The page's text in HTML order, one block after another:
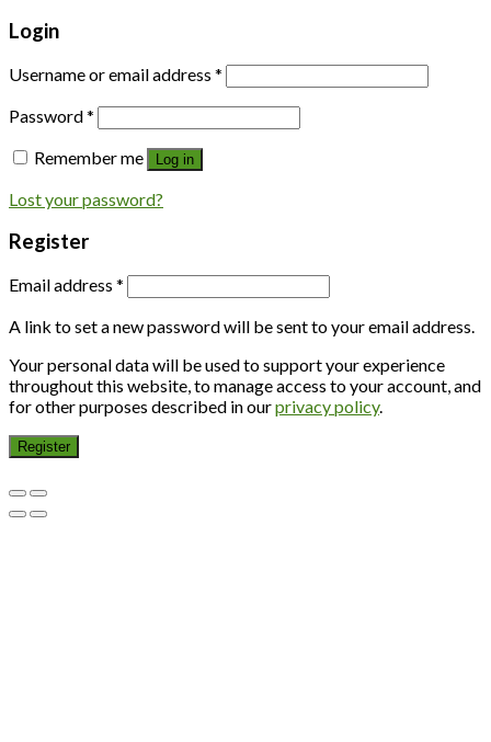
Login
Username or email address *
Password*
Remember me
Log in
Lost your password?
Register
Email address *
A link to set a new password will be sent to your email address.
Your personal data will be used to support your experience
throughout this website, to manage access to your account, and
for other purposes described in ourprivacy policy.
Register